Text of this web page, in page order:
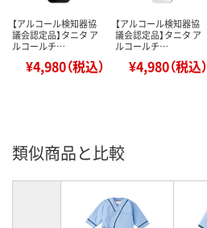
【アルコール検知器協
議会認定品】タニタ ア
ルコールチ…
¥4,980（税込）
【アルコール検知器協
議会認定品】タニタ ア
ルコールチ…
¥4,980（税込）
類似商品と比較